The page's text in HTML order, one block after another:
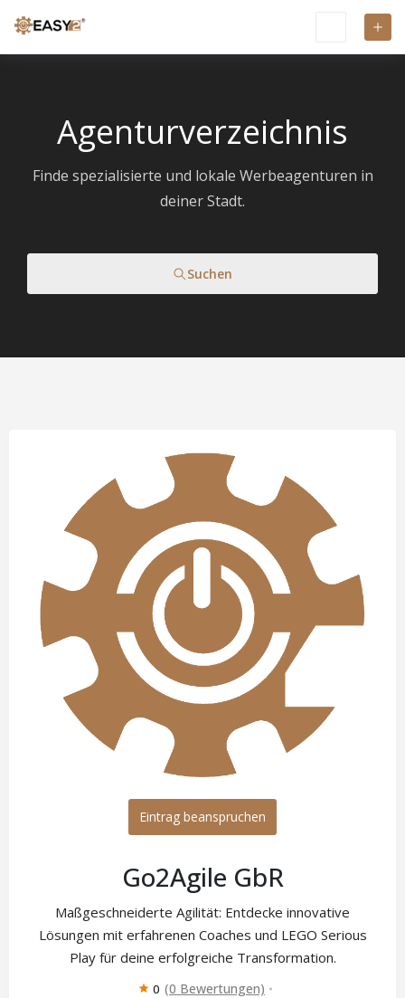
Agenturverzeichnis
Finde spezialisierte und lokale Werbeagenturen in
deiner Stadt.
Suchen
Eintrag beanspruchen
Go2Agile GbR
Maßgeschneiderte Agilität: Entdecke innovative
Lösungen mit erfahrenen Coaches und LEGO Serious
Play für deine erfolgreiche Transformation.
0 (0 Bewertungen)